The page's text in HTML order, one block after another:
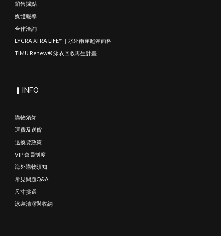
銷售據點
媒體報導
合作洽詢
LYCRA XTRA LIFE™｜水陸兩穿超彈面料
TIMU Renew® 泳衣回收再生計畫
▎INFO
購物須知
運費及送貨
退換貨政策
VIP 會員制度
海外購物須知
常見問題Q&A
尺寸挑選
泳裝清潔與收納